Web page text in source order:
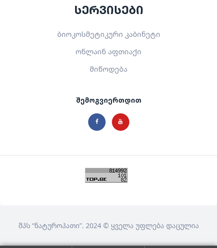
სერვისები
ბიოკოსმეტიკური კაბინეტი
ონლაინ აფთიაქი
მიწოდება
შემოგვიერთდით
შპს “ნატუროპათი”. 2024 © ყველა უფლება დაცულია